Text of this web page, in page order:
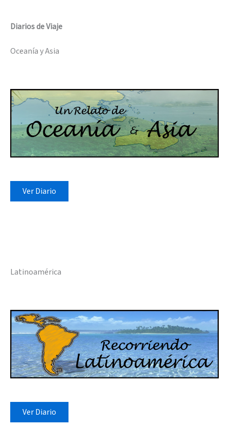
Diarios de Viaje
Oceanía y Asia
Ver Diario
Latinoamérica
Ver Diario